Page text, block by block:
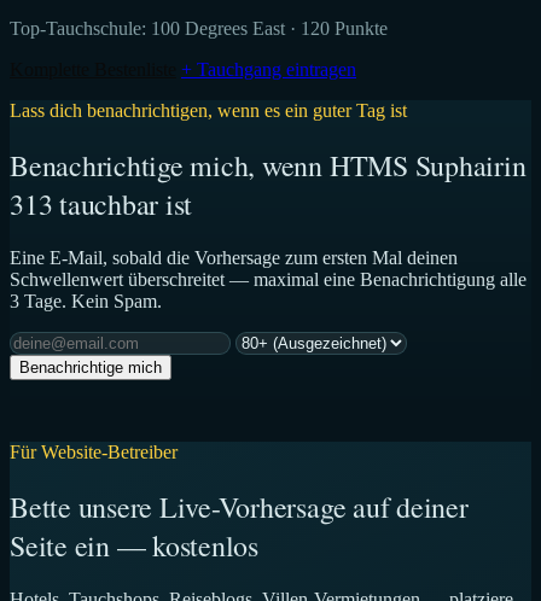
Top-Tauchschule: 100 Degrees East · 120 Punkte
+ Tauchgang eintragen
Lass dich benachrichtigen, wenn es ein guter Tag ist
Benachrichtige mich, wenn HTMS Suphairin
313 tauchbar ist
Eine E-Mail, sobald die Vorhersage zum ersten Mal deinen
Schwellenwert überschreitet — maximal eine Benachrichtigung alle
3 Tage. Kein Spam.
Benachrichtige mich
Für Website-Betreiber
Bette unsere Live-Vorhersage auf deiner
Seite ein — kostenlos